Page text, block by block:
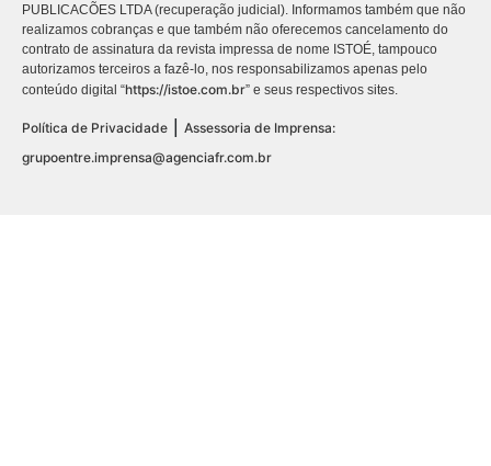
PUBLICACÕES LTDA (recuperação judicial). Informamos também que não
realizamos cobranças e que também não oferecemos cancelamento do
contrato de assinatura da revista impressa de nome ISTOÉ, tampouco
autorizamos terceiros a fazê-lo, nos responsabilizamos apenas pelo
conteúdo digital “https://istoe.com.br” e seus respectivos sites.
Política de Privacidade
Assessoria de Imprensa:
grupoentre.imprensa@agenciafr.com.br